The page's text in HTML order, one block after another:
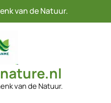
van de Natuur.
van de Natuur.